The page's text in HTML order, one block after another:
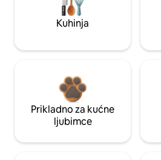
Kuhinja
Prikladno za kućne
ljubimce